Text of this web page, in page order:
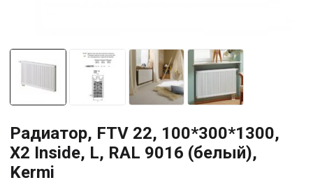
Радиатор, FTV 22, 100*300*1300,
X2 Inside, L, RAL 9016 (белый),
Kermi